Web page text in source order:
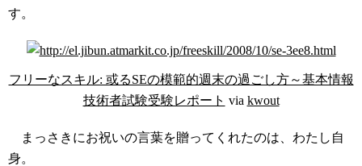
す。
フリーなスキル: 或るSEの模範的週末の過ごし方～基本情報
技術者試験受験レポート via kwout
まっさきにお祝いの言葉を贈ってくれたのは、わたし自
身。